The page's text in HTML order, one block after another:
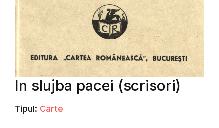
In slujba pacei (scrisori)
Tipul: Carte